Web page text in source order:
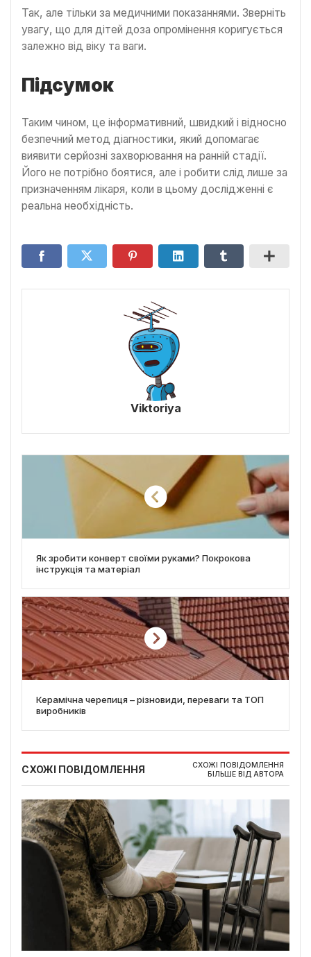
Так, але тільки за медичними показаннями. Зверніть
увагу, що для дітей доза опромінення коригується
залежно від віку та ваги.
Підсумок
Таким чином, це інформативний, швидкий і відносно
безпечний метод діагностики, який допомагає
виявити серйозні захворювання на ранній стадії.
Його не потрібно боятися, але і робити слід лише за
призначенням лікаря, коли в цьому дослідженні є
реальна необхідність.
Viktoriya
Як зробити конверт своїми руками? Покрокова
інструкція та матеріал
Керамічна черепиця – різновиди, переваги та ТОП
виробників
СХОЖІ ПОВІДОМЛЕННЯ
СХОЖІ ПОВІДОМЛЕННЯ
БІЛЬШЕ ВІД АВТОРА